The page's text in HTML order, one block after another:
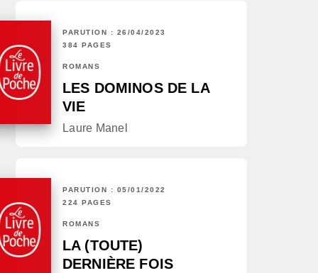
PARUTION : 26/04/2023
384 PAGES
ROMANS
LES DOMINOS DE LA
VIE
Laure Manel
PARUTION : 05/01/2022
224 PAGES
ROMANS
LA (TOUTE)
DERNIÈRE FOIS